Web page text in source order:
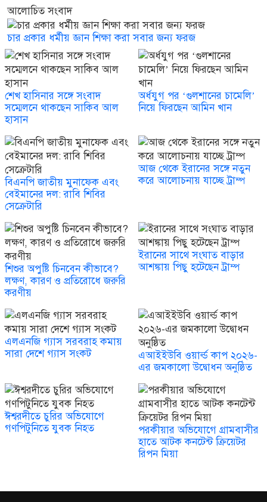
আলোচিত সংবাদ
চার প্রকার ধর্মীয় জ্ঞান শিক্ষা করা সবার জন্য ফরজ
শেখ হাসিনার সঙ্গে সংবাদ
সম্মেলনে থাকছেন সাকিব আল
হাসান
অর্ধযুগ পর ‘গুলশানের চামেলি’
নিয়ে ফিরছেন আমিন খান
বিএনপি জাতীয় মুনাফেক এবং
বেইমানের দল: রাবি শিবির
সেক্রেটারি
আজ থেকে ইরানের সঙ্গে নতুন
করে আলোচনায় যাচ্ছে ট্রাম্প
শিশুর অপুষ্টি চিনবেন কীভাবে?
লক্ষণ, কারণ ও প্রতিরোধে জরুরি
করণীয়
ইরানের সাথে সংঘাত বাড়ার
আশঙ্কায় পিছু হটেছেন ট্রাম্প
এলএনজি গ্যাস সরবরাহ কমায়
সারা দেশে গ্যাস সংকট
এআইইউবি ওয়ার্ল্ড কাপ ২০২৬-
এর জমকালো উদ্বোধন অনুষ্ঠিত
ঈশ্বরদীতে চুরির অভিযোগে
গণপিটুনিতে যুবক নিহত
পরকীয়ার অভিযোগে গ্রামবাসীর
হাতে আটক কনটেন্ট ক্রিয়েটর
রিপন মিয়া